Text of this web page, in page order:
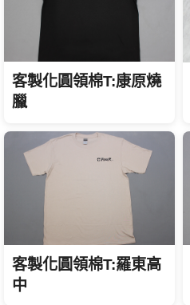
客製化圓領棉T:康原燒
臘
客製化圓領棉T:羅東高
中